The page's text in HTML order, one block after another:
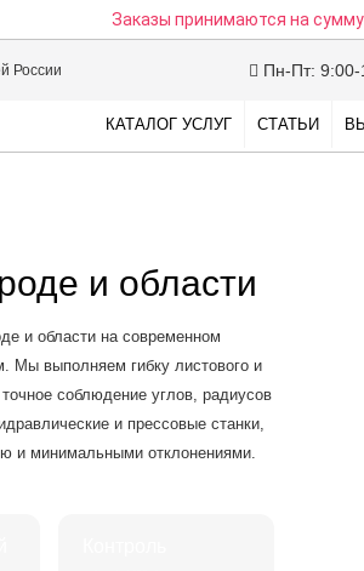
Заказы принимаются на сумму
России Пн-Пт:
КАТАЛОГ УСЛУГ СТАТЬИ
и области
и области на современном
Мы выполняем гибку листового и
соблюдение углов, радиусов
и прессовые станки,
и минимальными отклонениями.